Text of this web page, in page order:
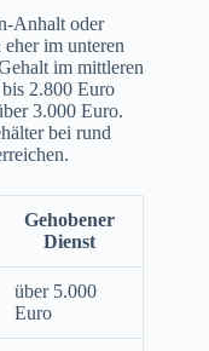
Anhalt oder
im unteren
im mittleren
2.800 Euro
3.000 Euro.
bei rund
Gehobener
Dienst
über 5.000
Euro